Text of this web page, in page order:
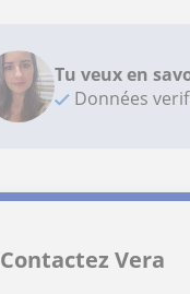
Tu veux en
Données
Contactez Vera